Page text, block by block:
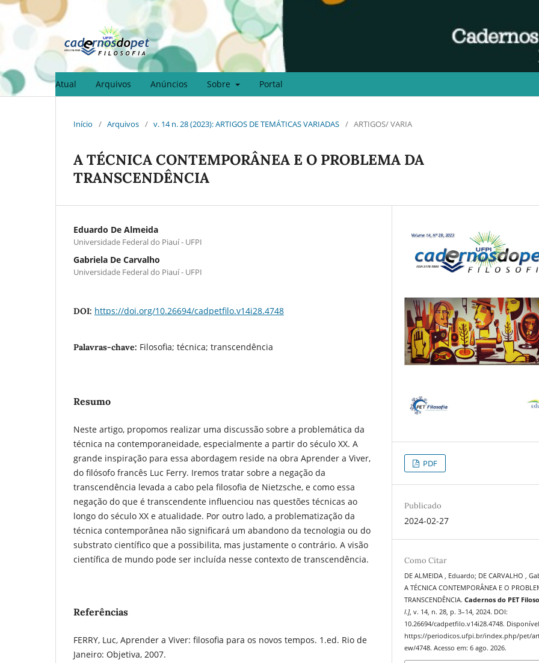
Atual Arquivos Anúncios Sobre Portal
Início / Arquivos / v. 14 n. 28 (2023): ARTIGOS DE TEMÁTICAS VARIADAS / ARTIGOS/ VARIA
A TÉCNICA CONTEMPORÂNEA E O PROBLEMA DA
TRANSCENDÊNCIA
Eduardo De Almeida
Universidade Federal do Piauí - UFPI
Gabriela De Carvalho
Universidade Federal do Piauí - UFPI
DOI: https://doi.org/10.26694/cadpetfilo.v14i28.4748
Palavras-chave: Filosofia; técnica; transcendência
Resumo
Neste artigo, propomos realizar uma discussão sobre a problemática da
técnica na contemporaneidade, especialmente a partir do século XX. A
grande inspiração para essa abordagem reside na obra Aprender a Viver,
do filósofo francês Luc Ferry. Iremos tratar sobre a negação da
transcendência levada a cabo pela filosofia de Nietzsche, e como essa
negação do que é transcendente influenciou nas questões técnicas ao
longo do século XX e atualidade. Por outro lado, a problematização da
técnica contemporânea não significará um abandono da tecnologia ou do
substrato científico que a possibilita, mas justamente o contrário. A visão
científica de mundo pode ser incluída nesse contexto de transcendência.
Referências
FERRY, Luc, Aprender a Viver: filosofia para os novos tempos. 1.ed. Rio de
Janeiro: Objetiva, 2007.
PDF
Publicado
2024-02-27
Como Citar
DE ALMEIDA , Eduardo; DE CARVALHO ,
A TÉCNICA CONTEMPORÂNEA E O
TRANSCENDÊNCIA.Cadernos do PET
l.], v. 14, n. 28, p. 3–14, 2024. DOI:
10.26694/cadpetfilo.v14i28.4748.
https://periodicos.ufpi.br/index.php/pet/
ew/4748. Acesso em: 6 ago. 2026.